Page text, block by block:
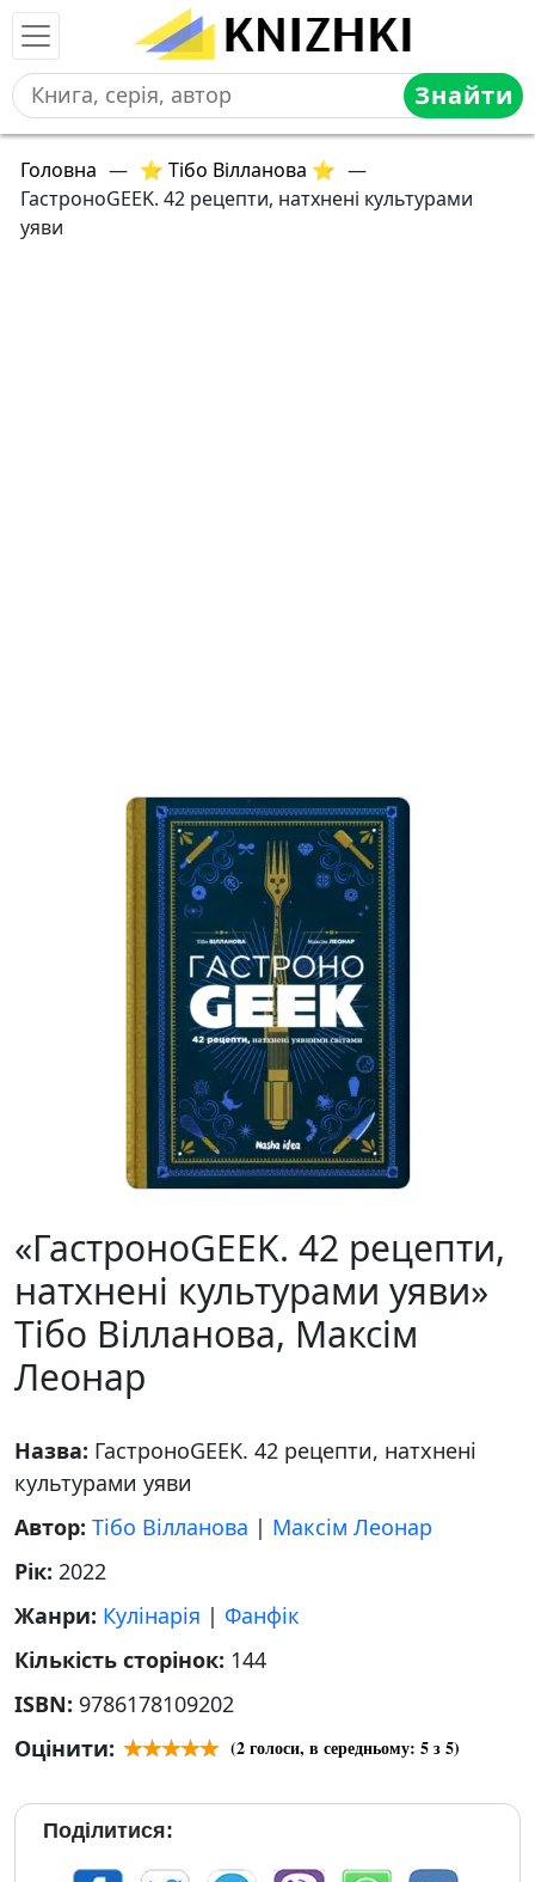
Знайти
Головна — ⭐ Тібо Вілланова ⭐ —
ГастроноGEEK. 42 рецепти, натхнені культурами
уяви
«ГастроноGEEK. 42 рецепти,
натхнені культурами уяви»
Тібо Вілланова, Максім
Леонар
Назва: ГастроноGEEK. 42 рецепти, натхнені
культурами уяви
Автор: Тібо Вілланова | Максім Леонар
Рік: 2022
Жанри: Кулінарія | Фанфік
Кількість сторінок: 144
ISBN: 9786178109202
Оцінити:
(2голоси, в середньому: 5з 5)
Поділитися: